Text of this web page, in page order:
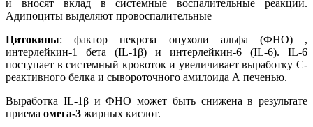
и вносят вклад в системные воспалительные реакции.
Адипоциты выделяют провоспалительные
Цитокины: фактор некроза опухоли альфа (ФНО) ,
интерлейкин-1 бета (IL-1β) и интерлейкин-6 (IL-6). IL-6
поступает в системный кровоток и увеличивает выработку С-
реактивного белка и сывороточного амилоида А печенью.
Выработка IL-1β и ФНО может быть снижена в результате
приема омега-3 жирных кислот.